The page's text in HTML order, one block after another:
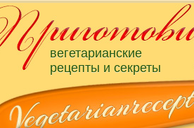
вегетарианские
рецепты и секреты